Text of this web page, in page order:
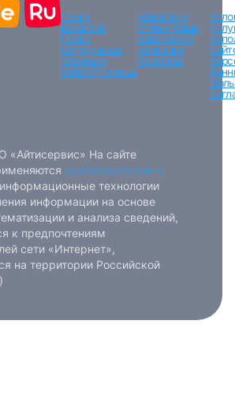
Поиск
вакансий
Поиск
сотрудников
Тарифы и
оплата Помощь
Новости и
статьи Наши
вакансииО
компании
Контакты
На сайте
рекомендательные
технологии
информации на основе
и анализа сведений,
к предпочтениям
сети «Интернет»,
на территории Российской